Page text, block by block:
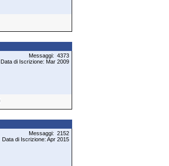
Messaggi: 4373
Data di Iscrizione: Mar 2009
Messaggi: 2152
Data di Iscrizione: Apr 2015